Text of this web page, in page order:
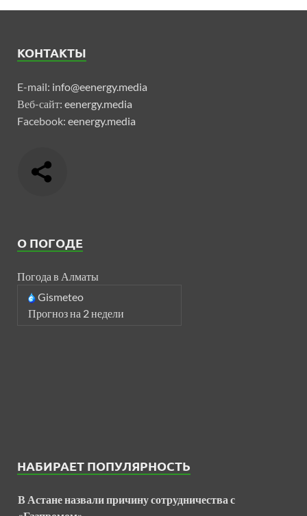
КОНТАКТЫ
E-mail: info@eenergy.media
Веб-сайт: eenergy.media
Facebook: eenergy.media
О ПОГОДЕ
Погода в Алматы
Gismeteo
Прогноз на 2 недели
НАБИРАЕТ ПОПУЛЯРНОСТЬ
В Астане назвали причину сотрудничества с